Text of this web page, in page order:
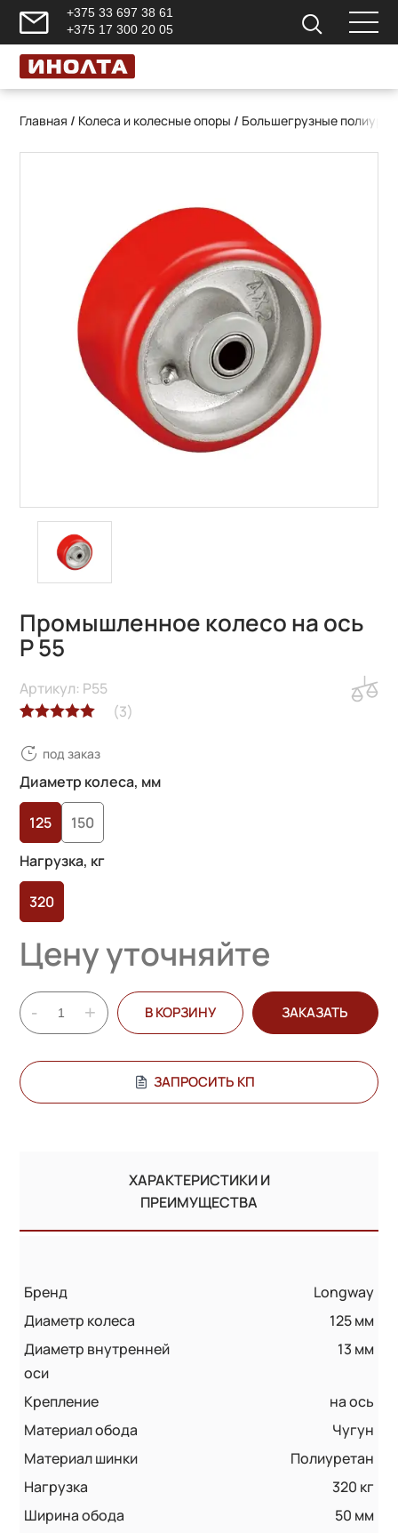
+375 33 697 38 61
+375 17 300 20 05
Главная / Колеса и колесные опоры / Большегрузные
Промышленное колесо на ось
P 55
5.00из 5 на
основе
опроса
пользователей
(3)
Артикул: P55
под заказ
Диаметр колеса, мм
125
150
Нагрузка, кг
320
Цену уточняйте
- + В КОРЗИНУ ЗАКАЗАТЬ
ЗАПРОСИТЬ КП
ХАРАКТЕРИСТИКИ И
ПРЕИМУЩЕСТВА
Бренд
Longway
Диаметр колеса
125 мм
Диаметр внутренней
оси
13 мм
Крепление
на ось
Материал обода
Чугун
Материал шинки
Полиуретан
Нагрузка
320 кг
Ширина обода
50 мм